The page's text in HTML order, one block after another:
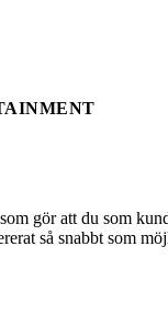
gör att du som
så snabbt som